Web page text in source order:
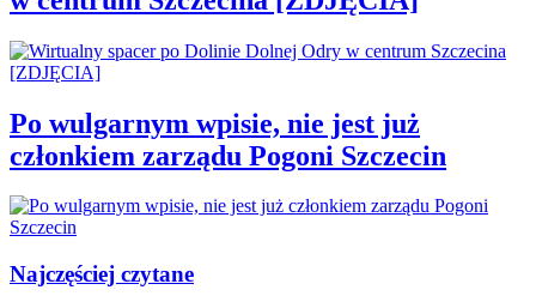
Po wulgarnym wpisie, nie jest już
członkiem zarządu Pogoni Szczecin
Najczęściej czytane